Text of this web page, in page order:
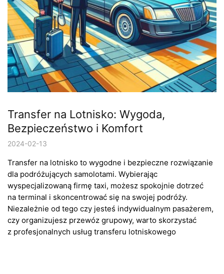
Transfer na Lotnisko: Wygoda,
Bezpieczeństwo i Komfort
2024-02-13
Transfer na lotnisko to wygodne i bezpieczne rozwiązanie
dla podróżujących samolotami. Wybierając
wyspecjalizowaną firmę taxi, możesz spokojnie dotrzeć
na terminal i skoncentrować się na swojej podróży.
Niezależnie od tego czy jesteś indywidualnym pasażerem,
czy organizujesz przewóz grupowy, warto skorzystać
z profesjonalnych usług transferu lotniskowego